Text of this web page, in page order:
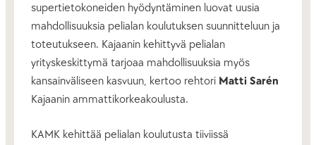
supertietokoneiden hyödyntäminen luovat uusia
mahdollisuuksia pelialan koulutuksen suunnitteluun ja
toteutukseen. Kajaanin kehittyvä pelialan
yrityskeskittymä tarjoaa mahdollisuuksia myös
kansainväliseen kasvuun, kertoo rehtori Matti Sarén
Kajaanin ammattikorkeakoulusta.
KAMK kehittää pelialan koulutusta tiiviissä